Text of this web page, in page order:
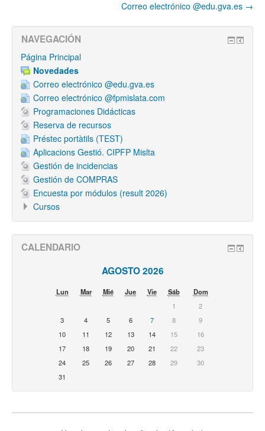
Correo electrónico @edu.gva.es →
NAVEGACIÓN
Página Principal
Novedades
Correo electrónico @edu.gva.es
Correo electrónico @fpmislata.com
Programaciones Didácticas
Reserva de recursos
Préstec portàtils (TEST)
Aplicacions Gestió. CIPFP Mislta
Gestión de incidencias
Gestión de COMPRAS
Encuesta por módulos (result 2026)
Cursos
CALENDARIO
AGOSTO 2026
Lun Mar Mié Jue Vie Sáb
Dom
1
2
3
4 5 6 7 8
9
10
11 12 13 14 15
16
17
18 19 20 21 22
23
24
25 26 27 28 29
30
31